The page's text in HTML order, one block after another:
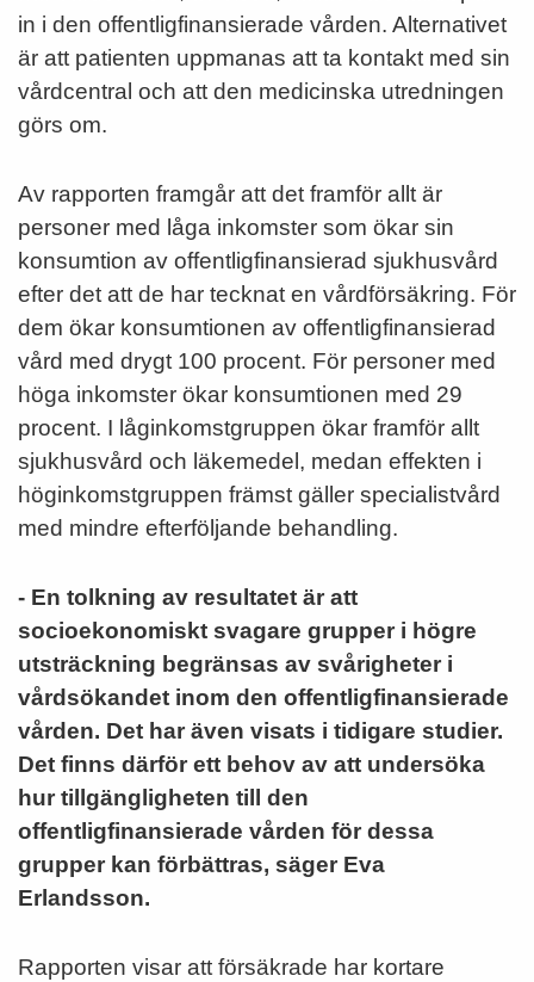
in i den offentligfinansierade vården. Alternativet
är att patienten uppmanas att ta kontakt med sin
vårdcentral och att den medicinska utredningen
görs om.
Av rapporten framgår att det framför allt är
personer med låga inkomster som ökar sin
konsumtion av offentligfinansierad sjukhusvård
efter det att de har tecknat en vårdförsäkring. För
dem ökar konsumtionen av offentligfinansierad
vård med drygt 100 procent. För personer med
höga inkomster ökar konsumtionen med 29
procent. I låginkomstgruppen ökar framför allt
sjukhusvård och läkemedel, medan effekten i
höginkomstgruppen främst gäller specialistvård
med mindre efterföljande behandling.
- En tolkning av resultatet är att
socioekonomiskt svagare grupper i högre
utsträckning begränsas av svårigheter i
vårdsökandet inom den offentligfinansierade
vården. Det har även visats i tidigare studier.
Det finns därför ett behov av att undersöka
hur tillgängligheten till den
offentligfinansierade vården för dessa
grupper kan förbättras, säger Eva
Erlandsson.
Rapporten visar att försäkrade har kortare